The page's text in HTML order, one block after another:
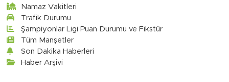
Namaz Vakitleri
Trafik Durumu
Şampiyonlar Ligi Puan Durumu ve Fikstür
Tüm Manşetler
Son Dakika Haberleri
Haber Arşivi